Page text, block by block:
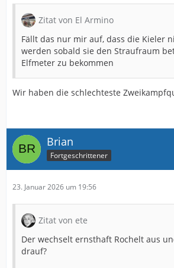
Zitat von El Armino
Fällt das nur mir auf, dass die Kieler
werden sobald sie den Straufraum
Elfmeter zu bekommen
Wir haben die schlechteste
Brian
Fortgeschrittener
23. Januar 2026 um 19:56
Zitat von ete
Der wechselt ernsthaft Rochelt aus
drauf?